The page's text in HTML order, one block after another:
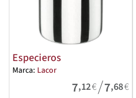
Especieros
Marca: Lacor
7,12€/7,68€